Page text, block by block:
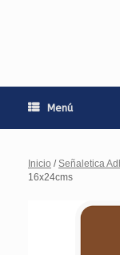
Menú
Inicio /Señaletica
16x24cms